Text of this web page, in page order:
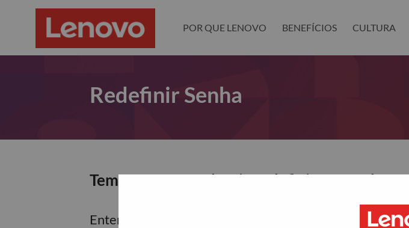
POR QUE LENOVO BENEFÍCIOS CULTURA
Redefinir Senha
Tem certeza que deseja redefinir sua senha?
Enter the email address associated with your account,